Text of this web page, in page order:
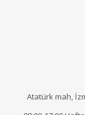
Atatürk mah,